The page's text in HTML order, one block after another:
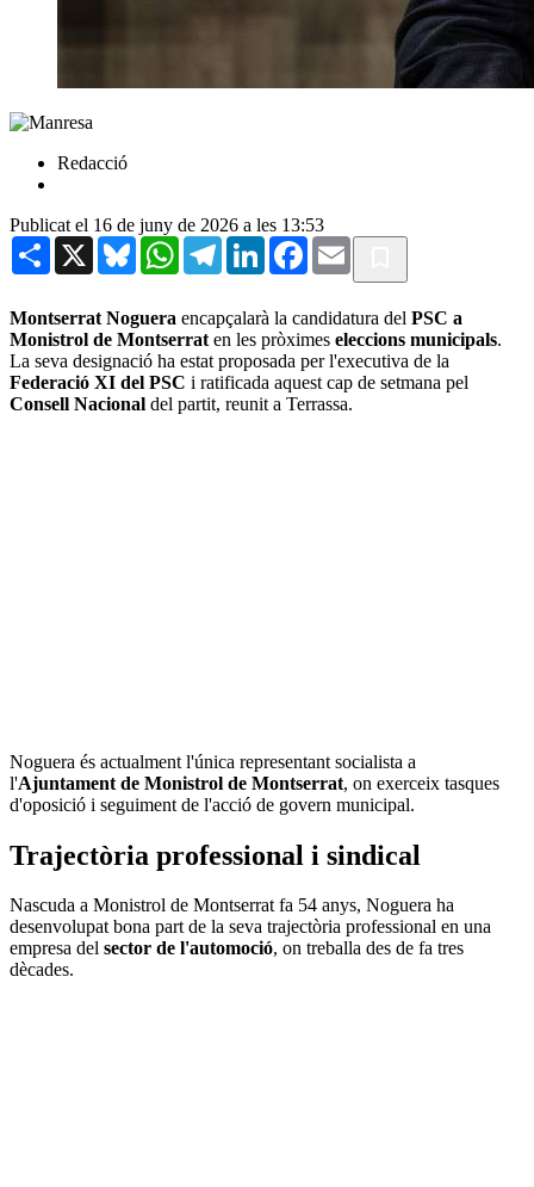
Redacció
Publicat el 16 de juny de 2026 a les 13:53
Share X BlueskyWhatsAppTelegramLinkedInFacebook
Email
Montserrat Noguera encapçalarà la candidatura del PSC a
Monistrol de Montserrat en les pròximes eleccions municipals.
La seva designació ha estat proposada per l'executiva de la
Federació XI del PSC i ratificada aquest cap de setmana pel
Consell Nacional del partit, reunit a Terrassa.
Noguera és actualment l'única representant socialista a
l'Ajuntament de Monistrol de Montserrat, on exerceix tasques
d'oposició i seguiment de l'acció de govern municipal.
Trajectòria professional i sindical
Nascuda a Monistrol de Montserrat fa 54 anys, Noguera ha
desenvolupat bona part de la seva trajectòria professional en una
empresa del sector de l'automoció, on treballa des de fa tres
dècades.